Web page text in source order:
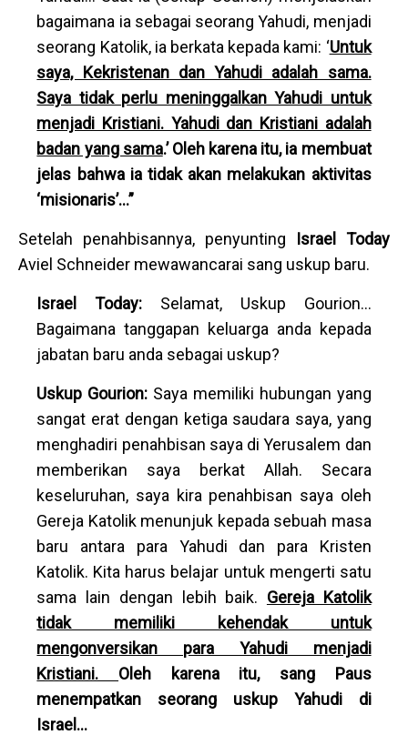
bagaimana ia sebagai seorang Yahudi, menjadi
seorang Katolik, ia berkata kepada kami: ‘Untuk
saya, Kekristenan dan Yahudi adalah sama.
Saya tidak perlu meninggalkan Yahudi untuk
menjadi Kristiani. Yahudi dan Kristiani adalah
badan yang sama.’ Oleh karena itu, ia membuat
jelas bahwa ia tidak akan melakukan aktivitas
‘misionaris’...”
Setelah penahbisannya, penyunting Israel Today
Aviel Schneider mewawancarai sang uskup baru.
Israel Today: Selamat, Uskup Gourion...
Bagaimana tanggapan keluarga anda kepada
jabatan baru anda sebagai uskup?
Uskup Gourion: Saya memiliki hubungan yang
sangat erat dengan ketiga saudara saya, yang
menghadiri penahbisan saya di Yerusalem dan
memberikan saya berkat Allah. Secara
keseluruhan, saya kira penahbisan saya oleh
Gereja Katolik menunjuk kepada sebuah masa
baru antara para Yahudi dan para Kristen
Katolik. Kita harus belajar untuk mengerti satu
sama lain dengan lebih baik. Gereja Katolik
tidak memiliki kehendak untuk
mengonversikan para Yahudi menjadi
Kristiani. Oleh karena itu, sang Paus
menempatkan seorang uskup Yahudi di
Israel...